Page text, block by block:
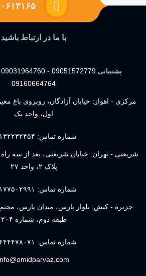
۰۶۱۳۱۶۵
با ما در ارتباط باشید
09160664764
مرکزی - اهواز: خیابان آزادگان، روبروی باغ
اول، واحد یک
شماره تماس:
شریعتی - تهران: خیابان شریعتی، بعد از سه
پلاک ۲، واحد ۲۷
شماره تماس:
طبقه دوم، شماره ۲۰۴
شماره تماس: